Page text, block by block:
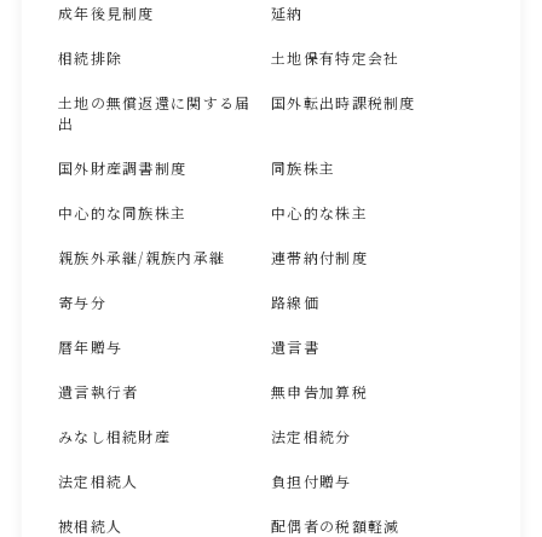
成年後見制度 延納
相続排除 土地保有特定会社
土地の無償返還に関する届
出
国外転出時課税制度
国外財産調書制度 同族株主
中心的な同族株主 中心的な株主
親族外承継/親族内承継 連帯納付制度
寄与分 路線価
暦年贈与 遺言書
遺言執行者 無申告加算税
みなし相続財産 法定相続分
法定相続人 負担付贈与
被相続人 配偶者の税額軽減